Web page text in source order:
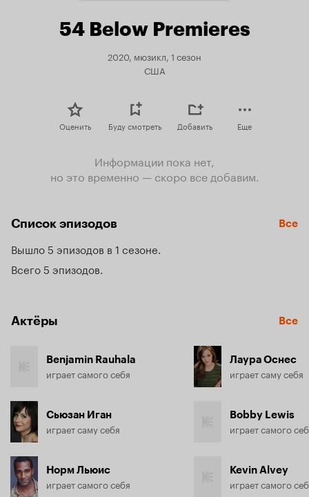
54 Below Premieres
2020, мюзикл, 1 сезон
США
Оценить Буду смотреть Добавить Еще
Информации пока нет,
но это временно — скоро все добавим.
Список эпизодов Все
Вышло 5 эпизодов в 1 сезоне
Всего 5 эпизодов
Актёры Все
Benjamin Rauhala
играет самого себя
Сьюзан Иган
играет саму себя
Норм Льюис
играет самого себя
Лаура Оснес
играет саму себя
Bobby Lewis
играет самого
Kevin Alvey
играет самого